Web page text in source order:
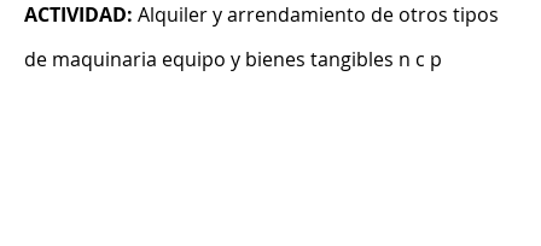
ACTIVIDAD: Alquiler y arrendamiento de otros tipos
de maquinaria equipo y bienes tangibles n c p